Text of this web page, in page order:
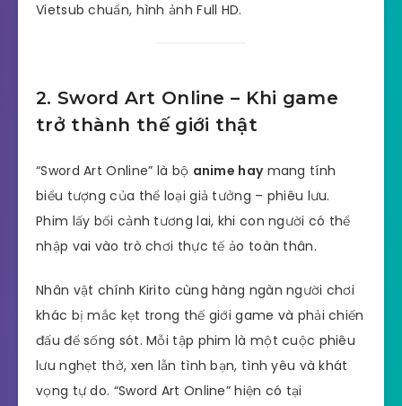
Vietsub chuẩn, hình ảnh Full HD.
2. Sword Art Online – Khi game
trở thành thế giới thật
“Sword Art Online” là bộ anime haymang tính
biểu tượng của thể loại giả tưởng – phiêu lưu.
Phim lấy bối cảnh tương lai, khi con người có thể
nhập vai vào trò chơi thực tế ảo toàn thân.
Nhân vật chính Kirito cùng hàng ngàn người chơi
khác bị mắc kẹt trong thế giới game và phải chiến
đấu để sống sót. Mỗi tập phim là một cuộc phiêu
lưu nghẹt thở, xen lẫn tình bạn, tình yêu và khát
vọng tự do. “Sword Art Online” hiện có tại